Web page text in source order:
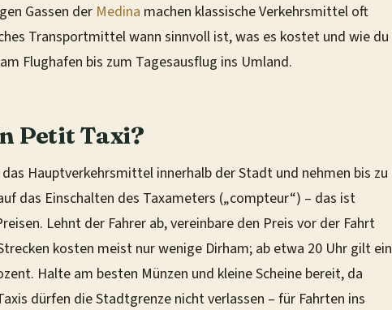
Gassen der Medina machen klassische Verkehrsmittel oft
Transportmittel wann sinnvoll ist, was es kostet und wie du
Flughafen bis zum Tagesausflug ins Umland.
Petit Taxi?
Hauptverkehrsmittel innerhalb der Stadt und nehmen bis zu
das Einschalten des Taxameters („compteur“) – das ist
Lehnt der Fahrer ab, vereinbare den Preis vor der Fahrt
kosten meist nur wenige Dirham; ab etwa 20 Uhr gilt ein
Halte am besten Münzen und kleine Scheine bereit, da
dürfen die Stadtgrenze nicht verlassen – für Fahrten ins